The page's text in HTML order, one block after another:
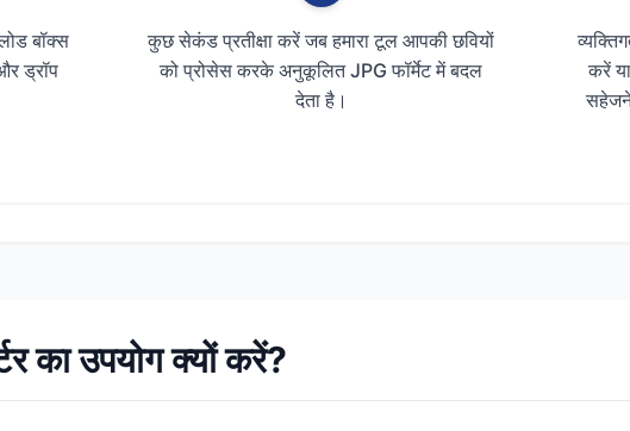
बॉक्स
ड्रॉप
कुछ सेकंड प्रतीक्षा करें जब हमारा टूल आपकी छवियों
को प्रोसेस करके अनुकूलित JPG फॉर्मेट में बदल
देता है।
करें
का उपयोग क्यों करें?